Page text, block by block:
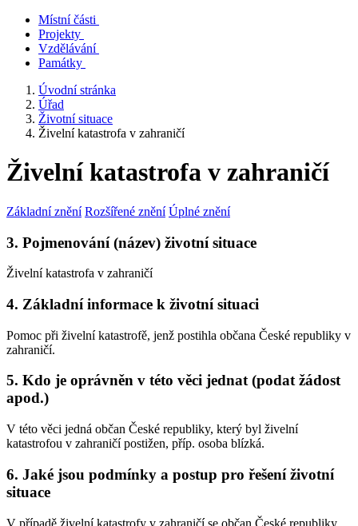
Místní části
Projekty
Vzdělávání
Památky
Úvodní stránka
Úřad
Životní situace
Živelní katastrofa v zahraničí
Živelní katastrofa v zahraničí
Základní znění Rozšířené znění Úplné znění
3. Pojmenování (název) životní situace
Živelní katastrofa v zahraničí
4. Základní informace k životní situaci
Pomoc při živelní katastrofě, jenž postihla občana České republiky v
zahraničí.
5. Kdo je oprávněn v této věci jednat (podat žádost
apod.)
V této věci jedná občan České republiky, který byl živelní
katastrofou v zahraničí postižen, příp. osoba blízká.
6. Jaké jsou podmínky a postup pro řešení životní
situace
V případě živelní katastrofy v zahraničí se občan České republiky